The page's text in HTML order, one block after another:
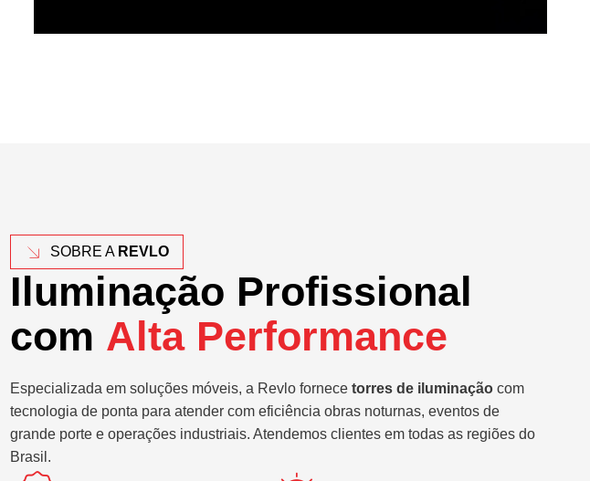
SOBRE A REVLO
Iluminação Profissional
com Alta Performance
Especializada em soluções móveis, a Revlo fornece torres de iluminação com
tecnologia de ponta para atender com eficiência obras noturnas, eventos de
grande porte e operações industriais. Atendemos clientes em todas as regiões do
Brasil.